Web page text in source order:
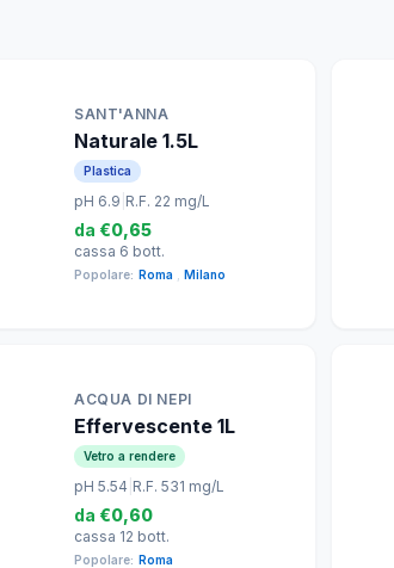
SANT'ANNA
Naturale 1.5L
Plastica
pH 6.9 R.F. 22 mg/L
da €0,65
cassa 6 bott.
Popolare: Roma Milano
ACQUA DI NEPI
Effervescente 1L
Vetro a rendere
pH 5.54 R.F. 531 mg/L
da €0,60
cassa 12 bott.
Popolare: Roma